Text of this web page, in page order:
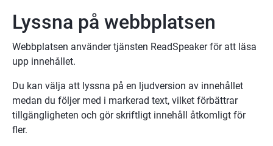
Lyssna på webbplatsen
Webbplatsen använder tjänsten ReadSpeaker för att läsa
upp innehållet.
Du kan välja att lyssna på en ljudversion av innehållet
medan du följer med i markerad text, vilket förbättrar
tillgängligheten och gör skriftligt innehåll åtkomligt för
fler.